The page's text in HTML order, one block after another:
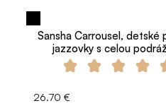
Sansha Carrousel, detské
jazzovky s celou
26.70 €